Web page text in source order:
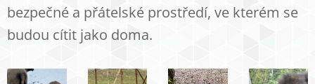
bezpečné a přátelské prostředí, ve kterém se
budou cítit jako doma.